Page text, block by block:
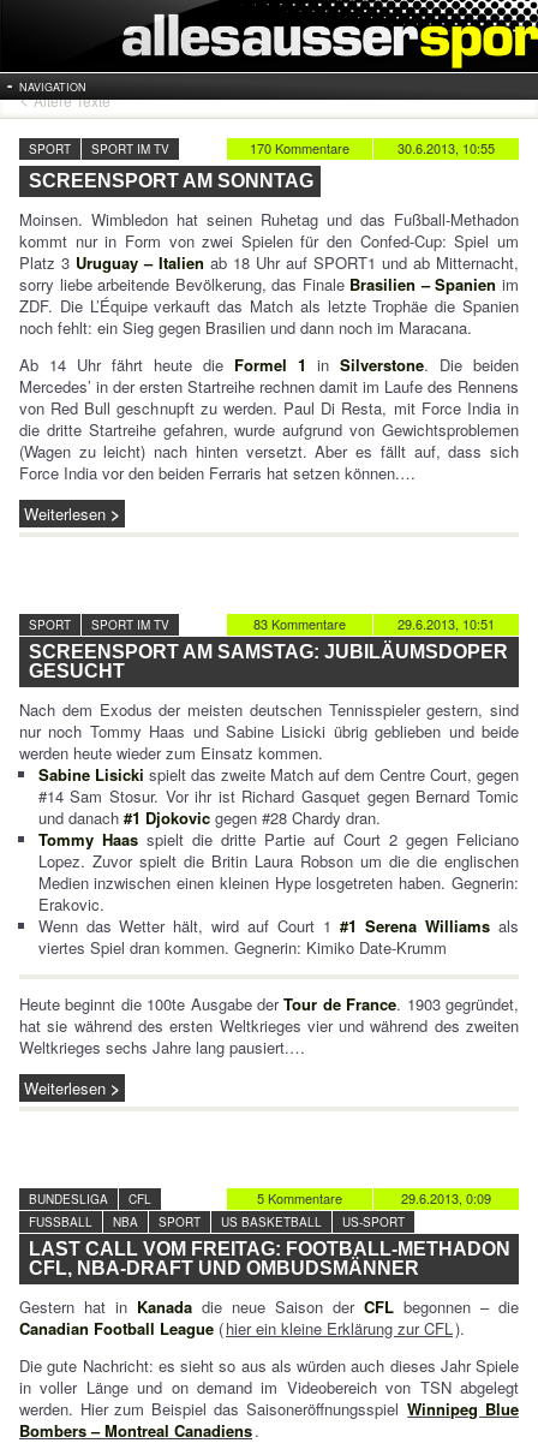
NAVIGATION
Ältere Texte
30.6.2013, 10:55
170 Kommentare
SPORT SPORT IM TV
SCREENSPORT AM SONNTAG
Moinsen. Wimbledon hat seinen Ruhetag und das Fußball-Methadon
kommt nur in Form von zwei Spielen für den Confed-Cup: Spiel um
Platz 3 Uruguay – Italien ab 18 Uhr auf SPORT1 und ab Mitternacht,
sorry liebe arbeitende Bevölkerung, das Finale Brasilien – Spanien im
ZDF. Die L’Équipe verkauft das Match als letzte Trophäe die Spanien
noch fehlt: ein Sieg gegen Brasilien und dann noch im Maracana.
Ab 14 Uhr fährt heute die Formel 1 in Silverstone. Die beiden
Mercedes’ in der ersten Startreihe rechnen damit im Laufe des Rennens
von Red Bull geschnupft zu werden. Paul Di Resta, mit Force India in
die dritte Startreihe gefahren, wurde aufgrund von Gewichtsproblemen
(Wagen zu leicht) nach hinten versetzt. Aber es fällt auf, dass sich
Force India vor den beiden Ferraris hat setzen können.…
Weiterlesen
29.6.2013, 10:51
83 Kommentare
SPORT SPORT IM TV
SCREENSPORT AM SAMSTAG: JUBILÄUMSDOPER
GESUCHT
Nach dem Exodus der meisten deutschen Tennisspieler gestern, sind
nur noch Tommy Haas und Sabine Lisicki übrig geblieben und beide
werden heute wieder zum Einsatz kommen.
Sabine Lisicki spielt das zweite Match auf dem Centre Court, gegen
#14 Sam Stosur. Vor ihr ist Richard Gasquet gegen Bernard Tomic
und danach #1 Djokovicgegen #28 Chardy dran.
Tommy Haasspielt die dritte Partie auf Court 2 gegen Feliciano
Lopez. Zuvor spielt die Britin Laura Robson um die die englischen
Medien inzwischen einen kleinen Hype losgetreten haben. Gegnerin:
Erakovic.
Wenn das Wetter hält, wird auf Court 1#1 Serena Williams als
viertes Spiel dran kommen. Gegnerin: Kimiko Date-Krumm
Heute beginnt die 100te Ausgabe derTour de France. 1903 gegründet,
hat sie während des ersten Weltkrieges vier und während des zweiten
Weltkrieges sechs Jahre lang pausiert.…
Weiterlesen
29.6.2013, 0:09
5 Kommentare
BUNDESLIGA
CFL
FUSSBALL
NBA SPORT US BASKETBALL US-SPORT
LAST CALL VOM FREITAG: FOOTBALL-METHADON
CFL, NBA-DRAFT UND OMBUDSMÄNNER
Gestern hat in Kanada die neue Saison der CFL begonnen – die
Canadian Football League (hier ein kleine Erklärung zur CFL).
Die gute Nachricht: es sieht so aus als würden auch dieses Jahr Spiele
in voller Länge und on demand im Videobereich von TSN abgelegt
werden. Hier zum Beispiel das Saisoneröffnungsspiel Winnipeg Blue
Bombers – Montreal Canadiens.